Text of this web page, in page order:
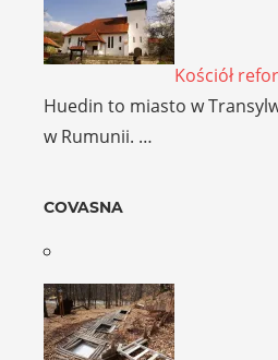
Kościół
Huedin to miasto w
w Rumunii. …
COVASNA